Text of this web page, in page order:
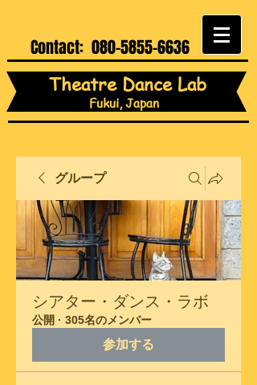
Contact: 080-5855-6636
Theatre Dance Lab
Fukui, Japan
グループ
シアター・ダンス・ラボ
公開 · 305名のメンバー
参加する